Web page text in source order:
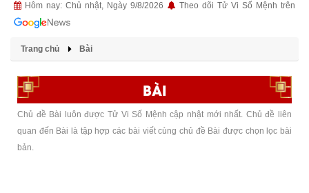
Hôm nay: Chủ nhật, Ngày 9/8/2026 Theo dõi Tử Vi Số Mệnh trên
Trang chủ Bài
BÀI
Chủ đề Bài luôn được Tử Vi Số Mệnh cập nhật mới nhất. Chủ đề liên
quan đến Bài là tập hợp các bài viết cùng chủ đề Bài được chọn lọc bài
bản.